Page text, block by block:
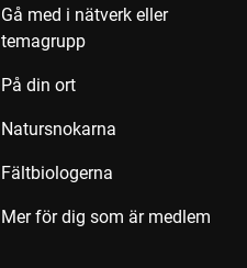
Gå med i nätverk eller
temagrupp
På din ort
Natursnokarna
Fältbiologerna
Mer för dig som är medlem